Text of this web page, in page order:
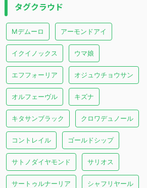
タグクラウド
Mデムーロ アーモンドアイ
イクイノックス ウマ娘
エフフォーリア オジュウチョウサン
オルフェーヴル キズナ
キタサンブラック クロワデュノール
コントレイル ゴールドシップ
サトノダイヤモンド サリオス
サートゥルナーリア シャフリヤール